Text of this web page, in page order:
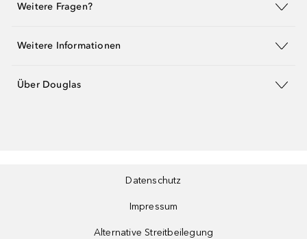
Weitere Fragen?
Weitere Informationen
Über Douglas
Datenschutz
Impressum
Alternative Streitbeilegung